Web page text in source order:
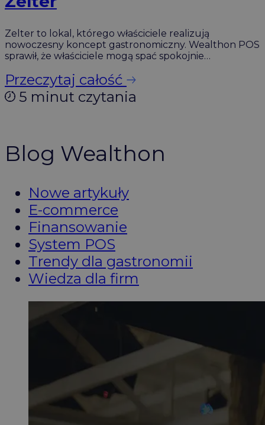
Zelter to lokal, którego właściciele realizują
nowoczesny koncept gastronomiczny. Wealthon POS
sprawił, że właściciele mogą spać spokojnie…
Przeczytaj całość
5 minut czytania
Blog Wealthon
Nowe artykuły
E-commerce
Finansowanie
System POS
Trendy dla gastronomii
Wiedza dla firm